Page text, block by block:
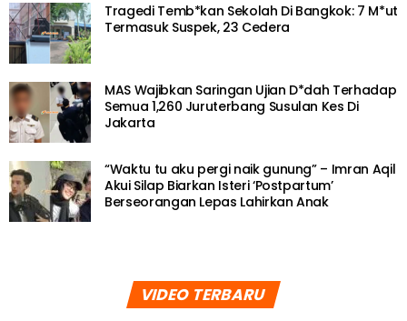
Tragedi Temb*kan Sekolah Di Bangkok: 7 M*ut
Termasuk Suspek, 23 Cedera
MAS Wajibkan Saringan Ujian D*dah Terhadap
Semua 1,260 Juruterbang Susulan Kes Di
Jakarta
“Waktu tu aku pergi naik gunung” – Imran Aqil
Akui Silap Biarkan Isteri ‘Postpartum’
Berseorangan Lepas Lahirkan Anak
VIDEO TERBARU